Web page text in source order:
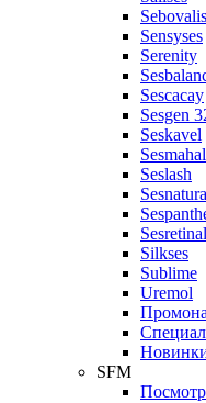
Sebovalis
Sensyses
Serenity
Sescacay
Sesgen
Seskavel
Sesmahal
Seslash
Sesnatura
Sesretinal
Silkses
Sublime
Uremol
SFM